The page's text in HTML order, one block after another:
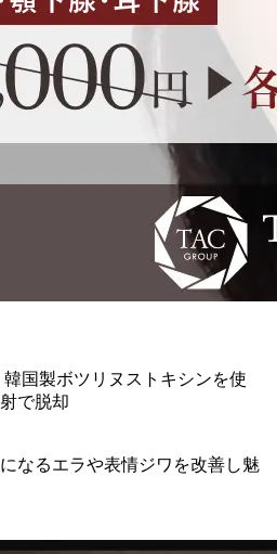
韓国製ボツリヌストキシンを使
で脱却
なるエラや表情ジワを改善し魅